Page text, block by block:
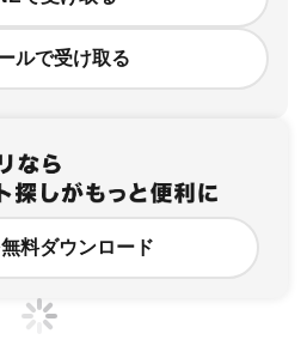
ルで受け取る
料ダウンロード